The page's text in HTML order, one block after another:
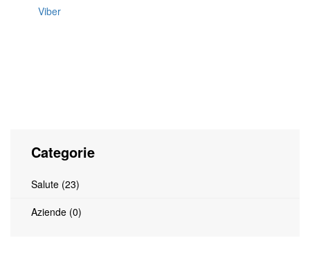
Viber
Categorie
Salute (23)
Aziende (0)